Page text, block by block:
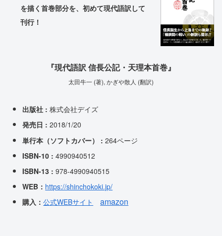
を描く首巻部分を、初めて現代語訳して
刊行！
『現代語訳 信長公記・天理本首巻』
太田牛一 (著), かぎや散人 (翻訳)
出版社‏ : ‎株式会社デイズ
発売日‏ : ‎2018/1/20
単行本（ソフトカバー） ‏: ‎264ページ
ISBN-10‏ : ‎4990940512
ISBN-13 :978-4990940515
WEB： https://shinchokoki.jp/
購入 ：公式WEBサイト amazon